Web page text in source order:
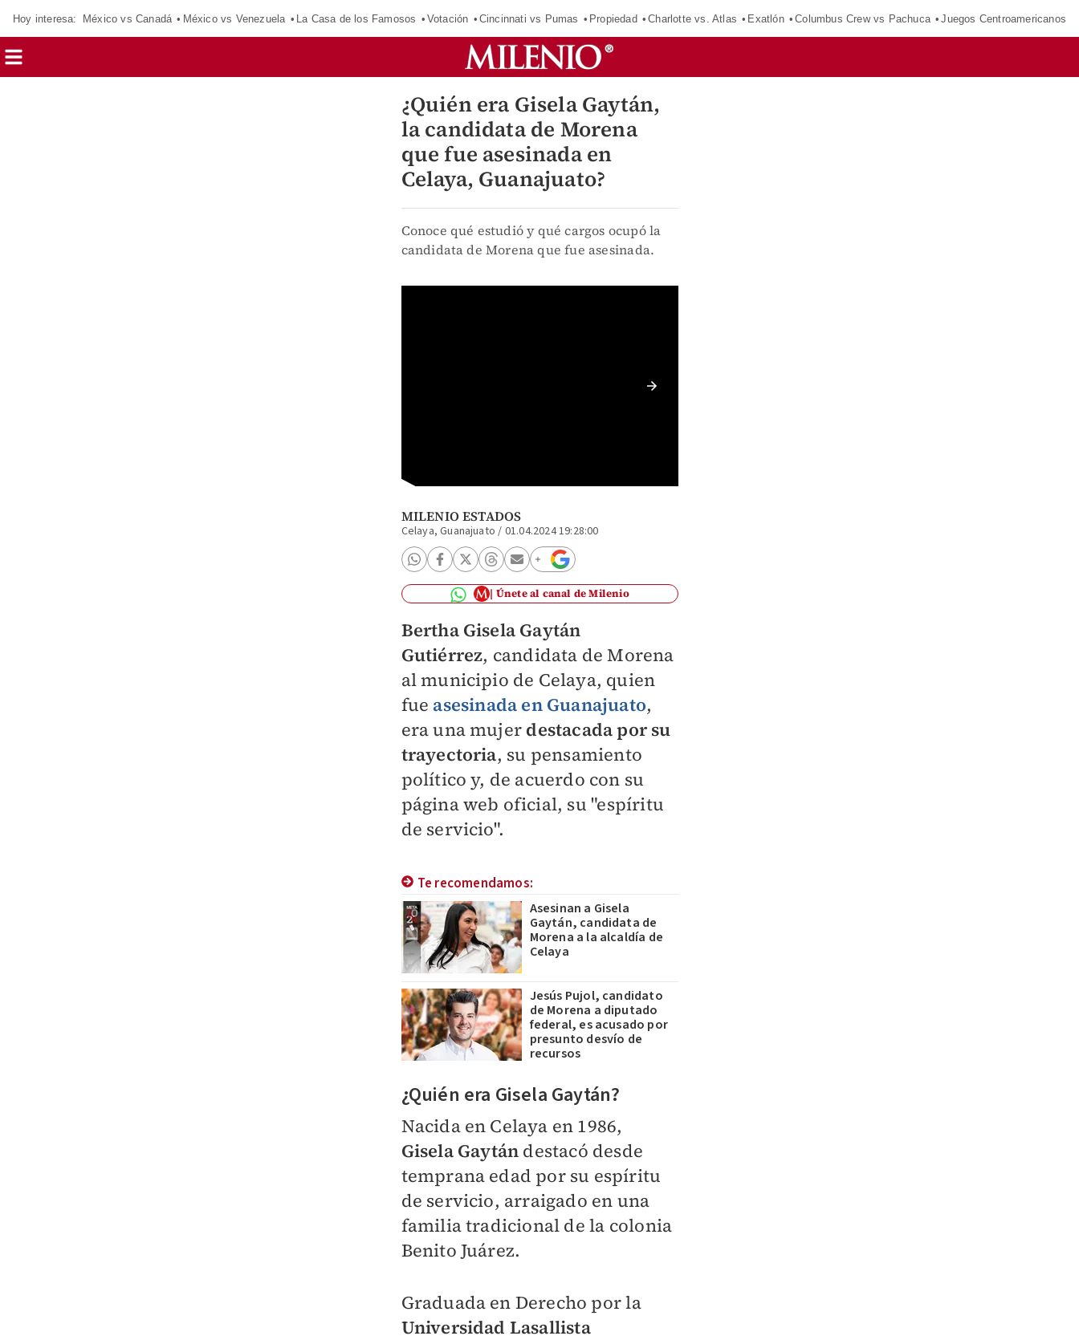
Hoy interesa: México vs Canadá México vs Venezuela La Casa de los Famosos Votación Cincinnati vs Pumas Propiedad Charlotte vs. Atlas Exatlón Columbus Crew vs Pachuca Juegos Centroamericanos
¿Quién era Gisela Gaytán,
la candidata de Morena
que fue asesinada en
Celaya, Guanajuato?
Conoce qué estudió y qué cargos ocupó la
candidata de Morena que fue asesinada.
MILENIO ESTADOS
Celaya, Guanajuato / 01.04.2024 19:28:00
Únete al canal de Milenio
Bertha Gisela Gaytán
Gutiérrez, candidata de Morena
al municipio de Celaya, quien
fue asesinada en Guanajuato,
era una mujer destacada por su
trayectoria, su pensamiento
político y, de acuerdo con su
página web oficial, su "espíritu
de servicio".
Te recomendamos:
Asesinan a Gisela
Gaytán, candidata de
Morena a la alcaldía de
Celaya
Jesús Pujol, candidato
de Morena a diputado
federal, es acusado por
presunto desvío de
recursos
¿Quién era Gisela Gaytán?
Nacida en Celaya en 1986,
Gisela Gaytán destacó desde
temprana edad por su espíritu
de servicio, arraigado en una
familia tradicional de la colonia
Benito Juárez.
Graduada en Derecho por la
Universidad Lasallista